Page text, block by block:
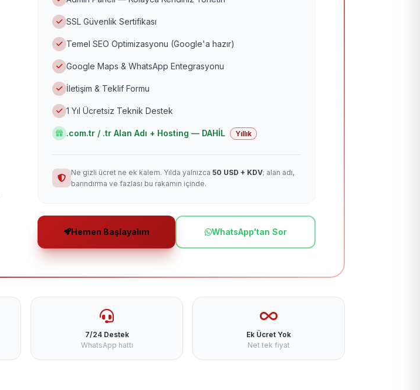
SSL Güvenlik Sertifikası
Temel SEO Optimizasyonu (Google'a hazır)
Google Maps & WhatsApp Entegrasyonu
İletişim & Teklif Formu
1 Yıl Ücretsiz Teknik Destek
.com.tr / .tr Alan Adı + Hosting — DAHİL Yıllık
Ne gizli ücret ne ek kalem. Yılda yalnızca 50 USD + KDV; alan adı,
barındırma ve fazlası bu rakamın içinde.
Hemen Başlayalım WhatsApp'tan Sor
7/24 Destek
WhatsApp hattı
Ek Ücret Yok
Net tek fiyat